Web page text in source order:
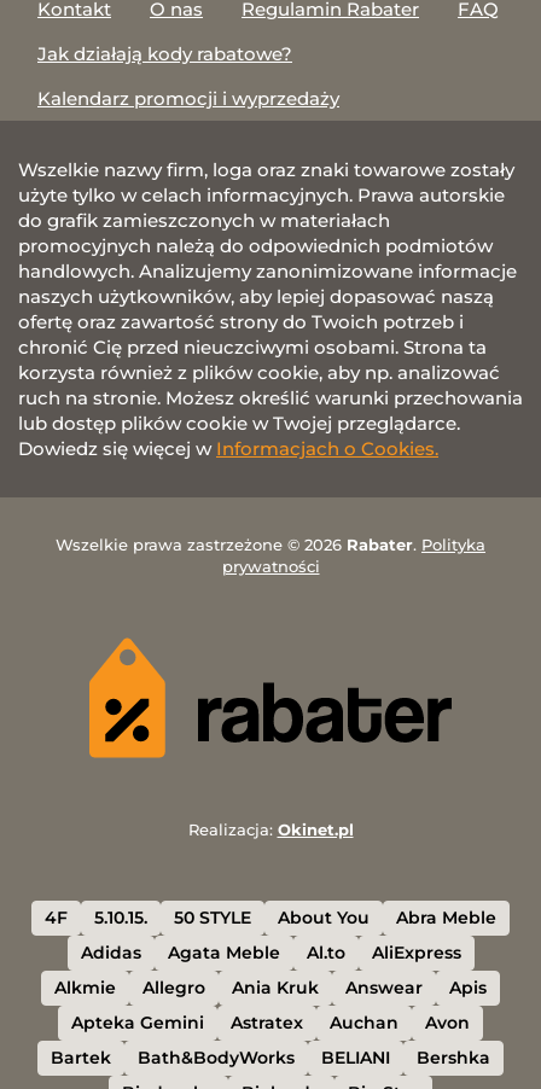
Kontakt
O nas Regulamin Rabater
FAQ
Jak działają kody rabatowe?
Kalendarz promocji i wyprzedaży
Wszelkie nazwy firm, loga oraz znaki towarowe zostały
użyte tylko w celach informacyjnych. Prawa autorskie
do grafik zamieszczonych w materiałach
promocyjnych należą do odpowiednich podmiotów
handlowych. Analizujemy zanonimizowane informacje
naszych użytkowników, aby lepiej dopasować naszą
ofertę oraz zawartość strony do Twoich potrzeb i
chronić Cię przed nieuczciwymi osobami. Strona ta
korzysta również z plików cookie, aby np. analizować
ruch na stronie. Możesz określić warunki przechowania
lub dostęp plików cookie w Twojej przeglądarce.
Dowiedz się więcej w Informacjach o Cookies.
Wszelkie prawa zastrzeżone © 2026 Rabater. Polityka
prywatności
Realizacja: Okinet.pl
4F 5.10.15. 50 STYLE About You
Abra Meble
Adidas
Agata Meble Al.to
AliExpress
Alkmie
Allegro Ania Kruk Answear
Apis
Apteka Gemini
Astratex Auchan
Avon
Bartek
Bath&BodyWorks BELIANI
Bershka